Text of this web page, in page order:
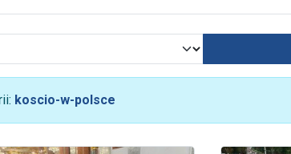
koscio-w-polsce